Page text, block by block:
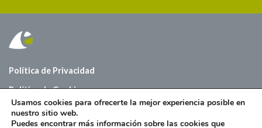
Política de Privacidad
Política de Cookies
Sobre nosotros
Usamos cookies para ofrecerte la mejor experiencia posible en
nuestro sitio web.
Puedes encontrar más información sobre las cookies que